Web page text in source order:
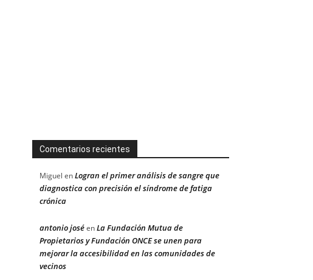
Comentarios recientes
Miguel enLogran el primer análisis de sangre que
diagnostica con precisión el síndrome de fatiga
crónica
antonio joséenLa Fundación Mutua de
Propietarios y Fundación ONCE se unen para
mejorar la accesibilidad en las comunidades de
vecinos